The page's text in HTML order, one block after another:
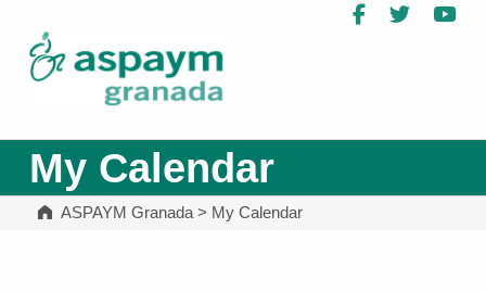
Facebook
Twitter
My Calendar
ASPAYM Granada> My Calendar